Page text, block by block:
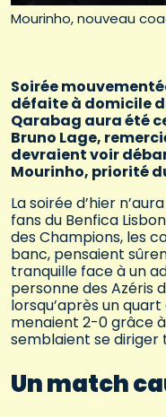
Mourinho, nouveau
Soirée
défaite à domicile
Qarabag aura été
Bruno Lage,
devraient voir
Mourinho, priorité
La soirée d’hier
fans du Benfica
des Champions, les
banc, pensaient
tranquille face à un
personne des Azéris
lorsqu’après un quart
menaient 2-0 grâce
semblaient se diriger
Un match